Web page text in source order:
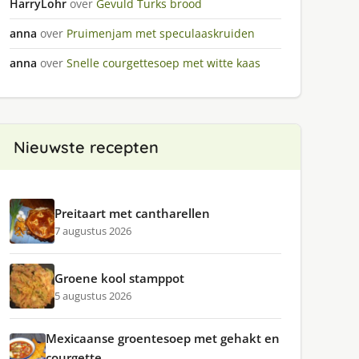
HarryLohr over Gevuld Turks brood
anna over Pruimenjam met speculaaskruiden
anna over Snelle courgettesoep met witte kaas
Nieuwste recepten
Preitaart met cantharellen
7 augustus 2026
Groene kool stamppot
5 augustus 2026
Mexicaanse groentesoep met gehakt en